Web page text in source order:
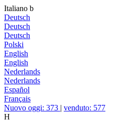
Italiano b
Deutsch
Deutsch
Deutsch
Polski
English
English
Nederlands
Nederlands
Español
Français
Nuovo oggi: 373 | venduto: 577
H